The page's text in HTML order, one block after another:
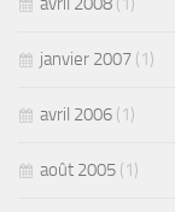
janvier 2007 (1)
avril 2006 (1)
août 2005 (1)